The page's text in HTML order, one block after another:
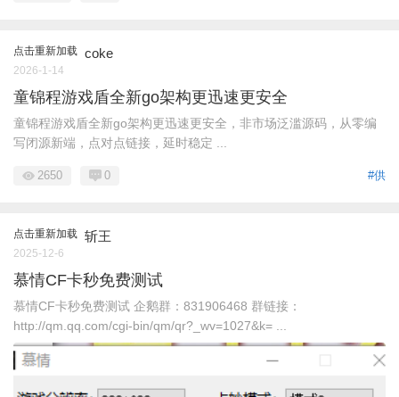
点击重新加载 coke
2026-1-14
童锦程游戏盾全新go架构更迅速更安全
童锦程游戏盾全新go架构更迅速更安全，非市场泛滥源码，从零编
写闭源新端，点对点链接，延时稳定 ...
#供
2650 0
点击重新加载 斩王
2025-12-6
慕情CF卡秒免费测试
慕情CF卡秒免费测试 企鹅群：831906468 群链接：
http://qm.qq.com/cgi-bin/qm/qr?_wv=1027&k= ...